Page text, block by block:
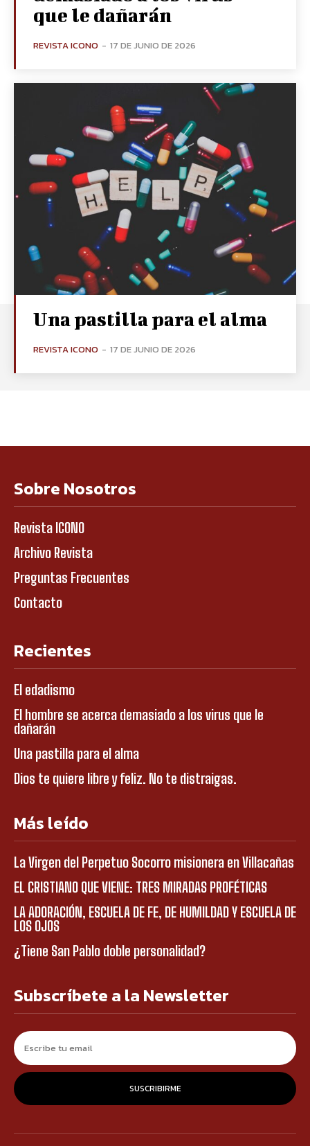
que le dañarán
REVISTA ICONO - 17 DE JUNIO DE 2026
Una pastilla para el alma
REVISTA ICONO - 17 DE JUNIO DE 2026
Sobre Nosotros
Revista ICONO
Archivo Revista
Preguntas Frecuentes
Contacto
Recientes
El edadismo
El hombre se acerca demasiado a los virus que le
dañarán
Una pastilla para el alma
Dios te quiere libre y feliz. No te distraigas.
Más leído
La Virgen del Perpetuo Socorro misionera en Villacañas
EL CRISTIANO QUE VIENE: TRES MIRADAS PROFÉTICAS
LA ADORACIÓN, ESCUELA DE FE, DE HUMILDAD Y ESCUELA DE
LOS OJOS
¿Tiene San Pablo doble personalidad?
Subscríbete a la Newsletter
SUSCRIBIRME